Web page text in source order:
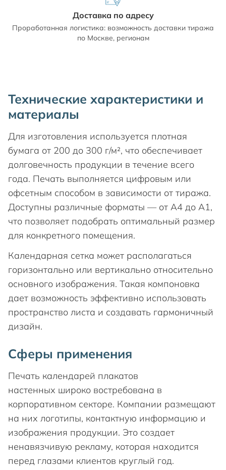
Технические характеристики и
материалы
Для изготовления используется плотная
бумага от 200 до 300 г/м², что обеспечивает
долговечность продукции в течение всего
года. Печать выполняется цифровым или
офсетным способом в зависимости от тиража.
Доступны различные форматы — от А4 до А1,
что позволяет подобрать оптимальный размер
для конкретного помещения.
Календарная сетка может располагаться
горизонтально или вертикально относительно
основного изображения. Такая компоновка
дает возможность эффективно использовать
пространство листа и создавать гармоничный
дизайн.
Сферы применения
Печать календарей плакатов
настенных широко востребована в
корпоративном секторе. Компании размещают
на них логотипы, контактную информацию и
изображения продукции. Это создает
ненавязчивую рекламу, которая находится
перед глазами клиентов круглый год.
Доставка по адресу
Проработанная логистика: возможность доставки тиража
по Москве, регионам